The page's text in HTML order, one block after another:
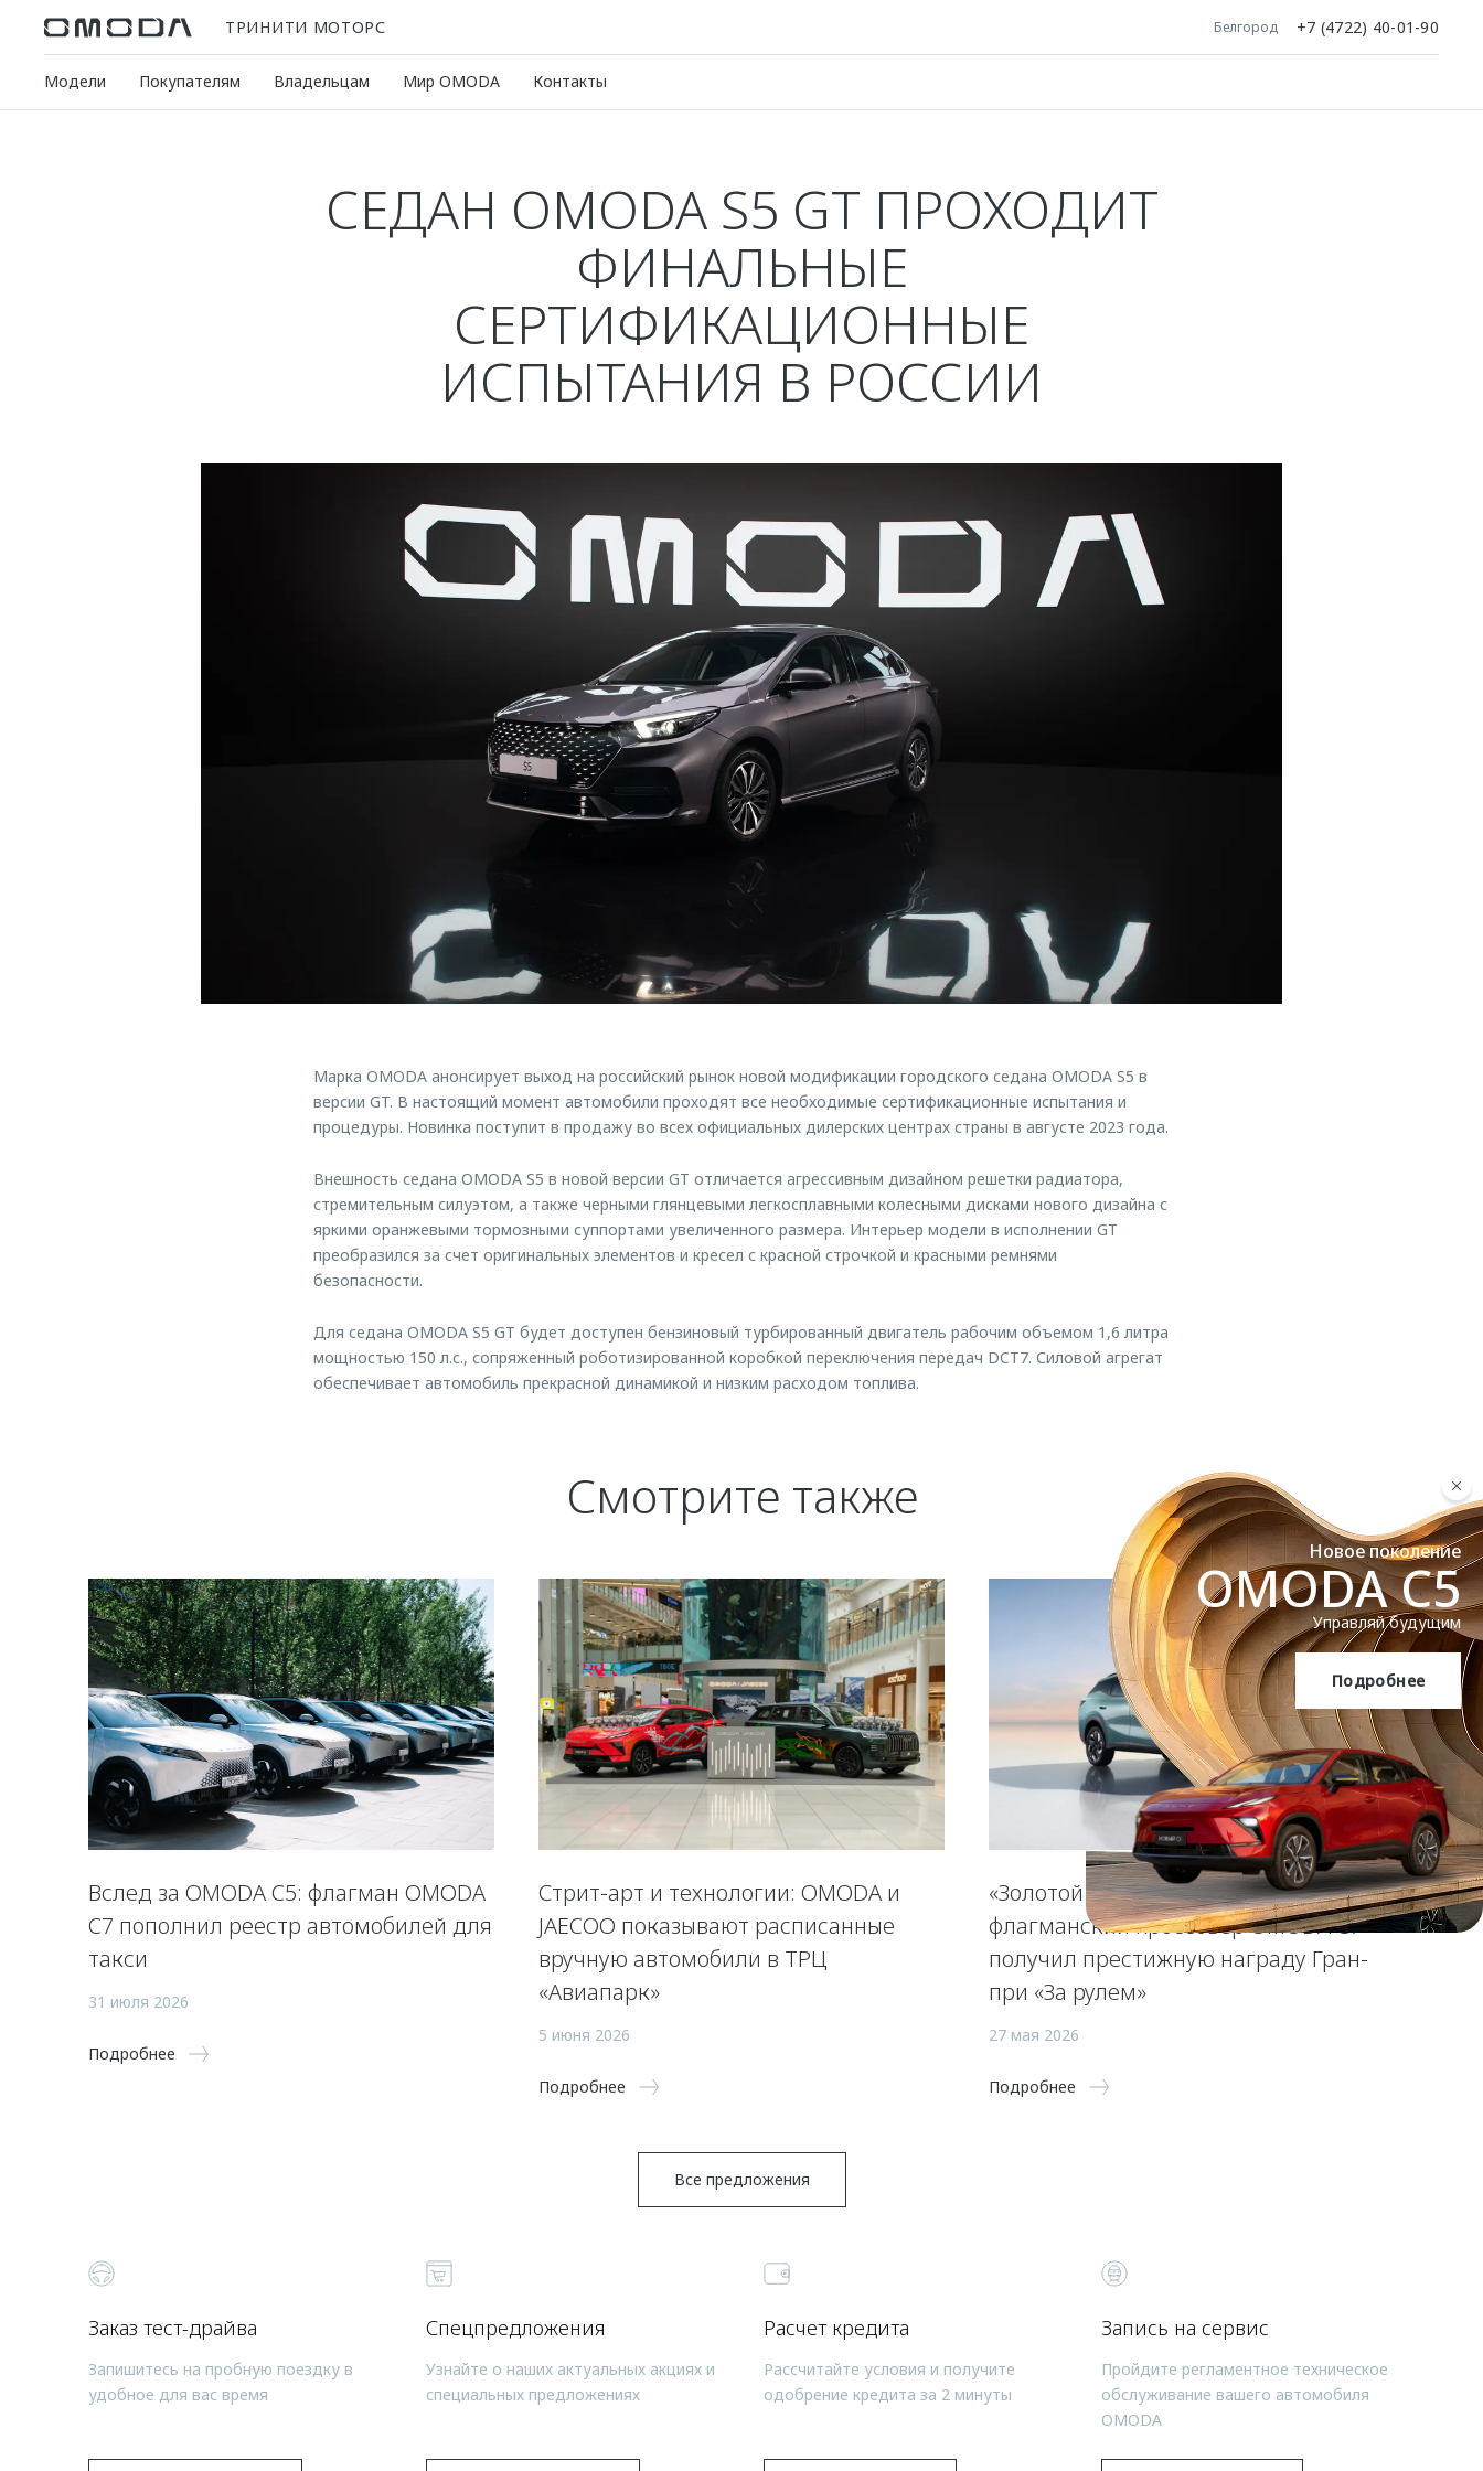
ТРИНИТИ МОТОРС Белгород +7 (4722) 40-01-90
Модели Покупателям Владельцам Мир OMODA Контакты
OMODA C5
Новое поколение
OMODA C5
Управляй будущим
Подробнее
СЕДАН OMODA S5 GT ПРОХОДИТ
ФИНАЛЬНЫЕ
СЕРТИФИКАЦИОННЫЕ
ИСПЫТАНИЯ В РОССИИ
Марка OMODA анонсирует выход на российский рынок новой модификации городского седана OMODA S5 в
версии GT. В настоящий момент автомобили проходят все необходимые сертификационные испытания и
процедуры. Новинка поступит в продажу во всех официальных дилерских центрах страны в августе 2023 года.
Внешность седана OMODA S5 в новой версии GT отличается агрессивным дизайном решетки радиатора,
стремительным силуэтом, а также черными глянцевыми легкосплавными колесными дисками нового дизайна с
яркими оранжевыми тормозными суппортами увеличенного размера. Интерьер модели в исполнении GT
преобразился за счет оригинальных элементов и кресел с красной строчкой и красными ремнями
безопасности.
Для седана OMODA S5 GT будет доступен бензиновый турбированный двигатель рабочим объемом 1,6 литра
мощностью 150 л.с., сопряженный роботизированной коробкой переключения передач DCT7. Силовой агрегат
обеспечивает автомобиль прекрасной динамикой и низким расходом топлива.
Смотрите также
Вслед за OMODA C5: флагман OMODA
C7 пополнил реестр автомобилей для
такси
31 июля 2026
Подробнее
Стрит-арт и технологии: OMODA и
JAECOO показывают расписанные
вручную автомобили в ТРЦ
«Авиапарк»
5 июня 2026
Подробнее
«Золотой Пегас» за смелый дизайн:
флагманский кроссовер OMODA C7
получил престижную награду Гран-
при «За рулем»
27 мая 2026
Подробнее
Все предложения
Заказ тест-драйва
Запишитесь на пробную поездку в
удобное для вас время
Спецпредложения
Узнайте о наших актуальных акциях и
специальных предложениях
Расчет кредита
Рассчитайте условия и получите
одобрение кредита за 2 минуты
Запись на сервис
Пройдите регламентное техническое
обслуживание вашего автомобиля
OMODA